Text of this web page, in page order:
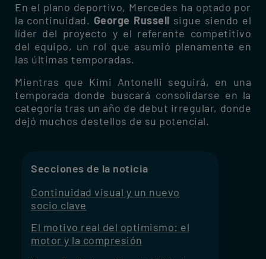
Secciones de la noticia
Continuidad visual y un nuevo
socio clave
El motivo real del optimismo: el
motor y la compresión
En el plano deportivo, Mercedes ha optado por
la continuidad. George Russell sigue siendo el
líder del proyecto y el referente competitivo
del equipo, un rol que asumió plenamente en
las últimas temporadas.
Mientras que Kimi Antonelli seguirá, en una
temporada donde buscará consolidarse en la
categoría tras un año de debut irregular, donde
dejó muchos destellos de su potencial.